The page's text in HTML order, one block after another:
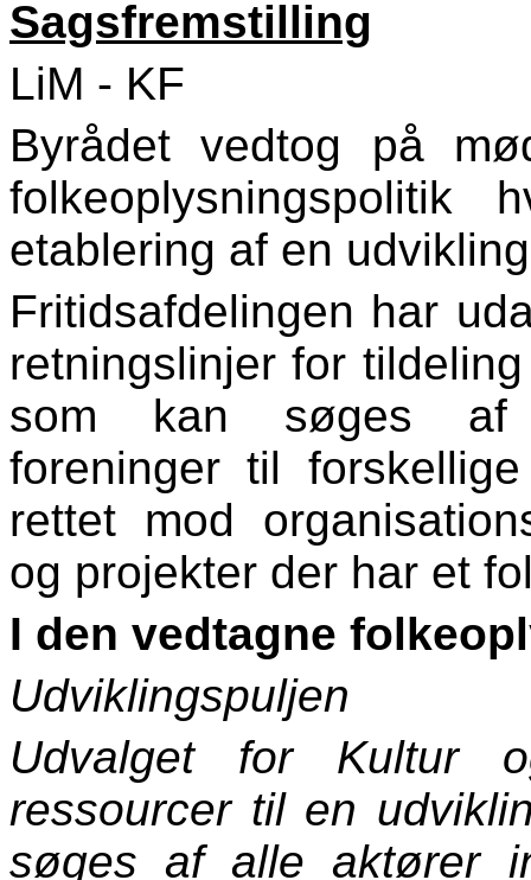
Sagsfremstilling
LiM - KF
Byrådet vedtog på
etablering af en
Fritidsafdelingen har
retningslinjer for
som kan søges
foreninger til
rettet mod
og projekter der har et
I den vedtagne
Udviklingspuljen
Udvalget for Kultur
ressourcer til en
søges af alle aktører